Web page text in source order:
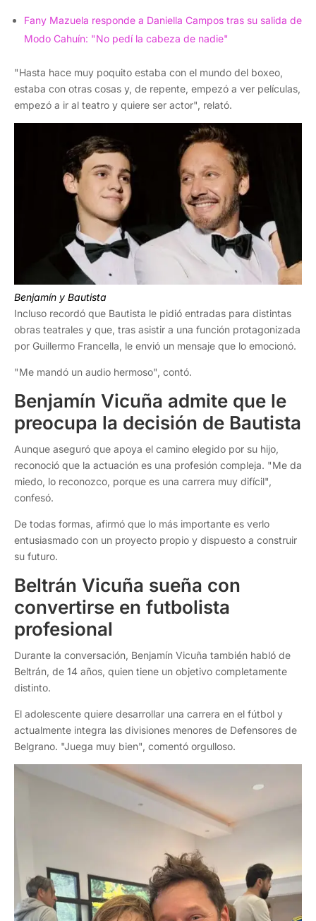
Fany Mazuela responde a Daniella Campos tras su salida de
Modo Cahuín: "No pedí la cabeza de nadie"
"Hasta hace muy poquito estaba con el mundo del boxeo,
estaba con otras cosas y, de repente, empezó a ver películas,
empezó a ir al teatro y quiere ser actor", relató.
Benjamín y Bautista
Incluso recordó que Bautista le pidió entradas para distintas
obras teatrales y que, tras asistir a una función protagonizada
por Guillermo Francella, le envió un mensaje que lo emocionó.
"Me mandó un audio hermoso", contó.
Benjamín Vicuña admite que le
preocupa la decisión de Bautista
Aunque aseguró que apoya el camino elegido por su hijo,
reconoció que la actuación es una profesión compleja. "Me da
miedo, lo reconozco, porque es una carrera muy difícil",
confesó.
De todas formas, afirmó que lo más importante es verlo
entusiasmado con un proyecto propio y dispuesto a construir
su futuro.
Beltrán Vicuña sueña con
convertirse en futbolista
profesional
Durante la conversación, Benjamín Vicuña también habló de
Beltrán, de 14 años, quien tiene un objetivo completamente
distinto.
El adolescente quiere desarrollar una carrera en el fútbol y
actualmente integra las divisiones menores de Defensores de
Belgrano. "Juega muy bien", comentó orgulloso.